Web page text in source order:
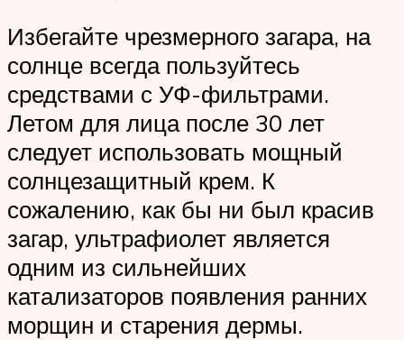
Избегайте чрезмерного загара, на
солнце всегда пользуйтесь
средствами с УФ-фильтрами.
Летом для лица после 30 лет
следует использовать мощный
солнцезащитный крем. К
сожалению, как бы ни был красив
загар, ультрафиолет является
одним из сильнейших
катализаторов появления ранних
морщин и старения дермы.